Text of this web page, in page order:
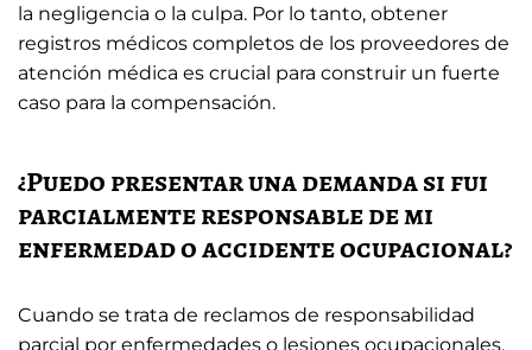
la negligencia o la culpa. Por lo tanto, obtener
registros médicos completos de los proveedores de
atención médica es crucial para construir un fuerte
caso para la compensación.
¿Puedo presentar una demanda si fui
parcialmente responsable de mi
enfermedad o accidente ocupacional?
Cuando se trata de reclamos de responsabilidad
parcial por enfermedades o lesiones ocupacionales,